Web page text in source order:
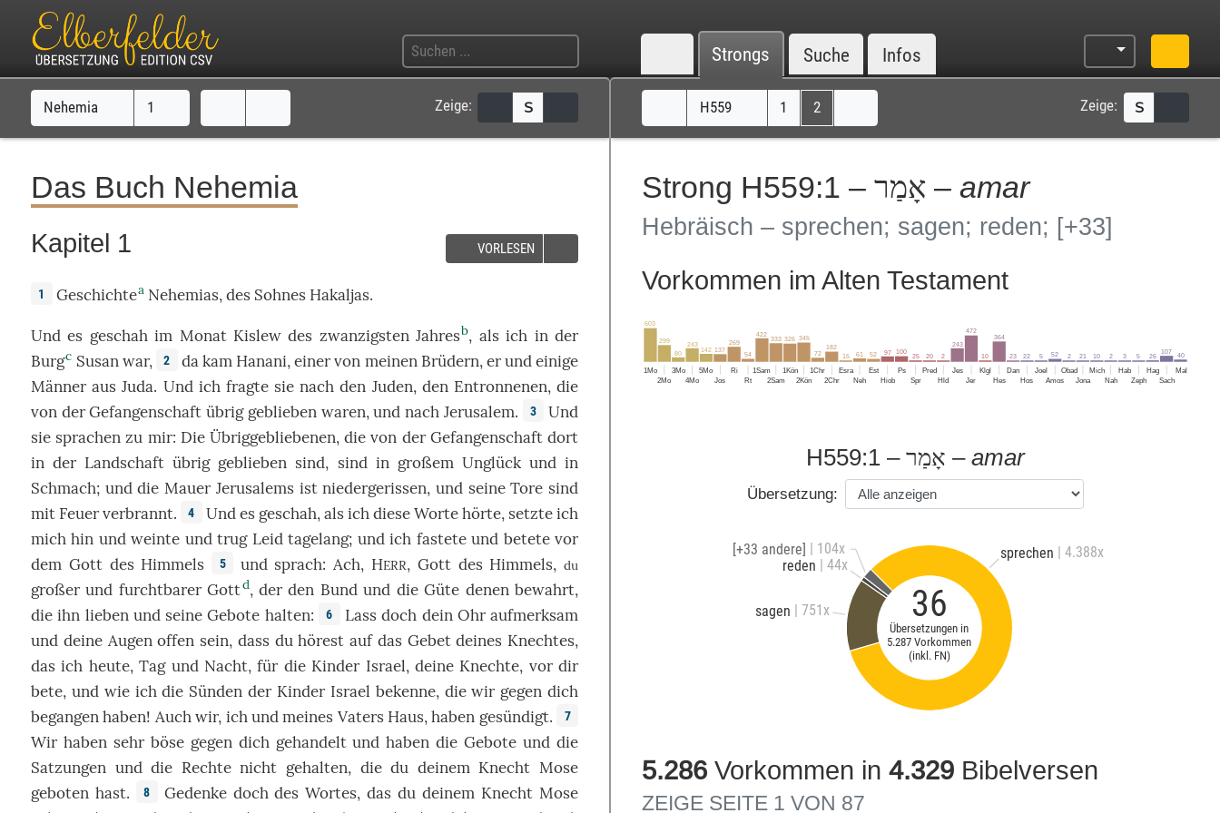
Strongs Suche Infos
Nehemia 1 Zeige: S
Das Buch Nehemia
VORLESEN
Kapitel 1
1 Geschichtea Nehemias, des Sohnes Hakaljas.
Und es geschahim Monat Kislewdes zwanzigsten Jahresb, alsich in der
Burgc Susan war, 2 dakam Hanani,einervon meinen Brüdern,erund einige
Männer ausJuda. Und ich fragtesienach den Juden, den Entronnenen,die
von derGefangenschaft übrig gebliebenwaren, undnach Jerusalem. 3
Und
sie sprachen zu mir: DieÜbriggebliebenen,die von der Gefangenschaft dort
in der Landschaft übrig geblieben sind, sind in großem Unglückund in
Schmach; und dieMauer Jerusalemsistniedergerissen, und seineTore sind
mit Feuerverbrannt. 4 Undes geschah, als ichdieseWortehörte, setzteich
michhin undweinte undtrug Leid tagelang; und ich fasteteund betete vor
dem Gottdes Himmels 5 und sprach:Ach, HERR, Gottdes Himmels,du
großer und furchtbarer Gottd, der den Bundund dieGüte denen bewahrt,
die ihn liebenund seineGebote halten: 6 Lass doch dein Ohr aufmerksam
und deine Augen offen sein, dass duhörest aufdas Gebetdeines Knechtes,
das ich heute,Tagund Nacht,für die Kinder Israel, deine Knechte, vordir
bete, und wie ich die Sünden der Kinder Israel bekenne, diewir gegen dich
begangenhaben! Auch wir, ichund meines Vaters Haus, haben gesündigt. 7
Wir haben sehr böse gegen dich gehandeltund haben dieGebote und die
Satzungen und die Rechte nicht gehalten, diedu deinem Knecht Mose
geboten hast. 8 Gedenke dochdesWortes,das du deinem Knecht Mose
H559 1 2 Zeige: S
Strong H559:1 – אָמַר – amar
Hebräisch – sprechen; sagen; reden; [+33]
Vorkommen im Alten Testament
603
1Mo
299
2Mo
80
3Mo
243
4Mo
142
5Mo
137
Jos
269
Ri
54
Rt
422
1Sam
333
2Sam
326
1Kön
345
2Kön
72
1Chr
182
2Chr
15
Esra
61
Neh
52
Est
97
Hiob
100
Ps
25
Spr
20
Pred
2
Hld
243
Jes
472
Jer
10
Klgl
364
Hes
23
Dan
22
Hos
5
Joel
52
Amos
2
Obad
21
Jona
10
Mich
2
Nah
3
Hab
5
Zeph
26
Hag
107
Sach
40
Mal
H559:1 – אָמַר – amar
Übersetzung:
36
Übersetzungen in
5.287 Vorkommen
(inkl. FN)
sprechen | 4.388x
sagen | 751x
reden | 44x
[+33 andere] | 104x
5.286 Vorkommen in 4.329 Bibelversen
ZEIGE SEITE 1 VON 87